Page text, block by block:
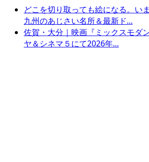
どこを切り取っても絵になる。い
九州のあじさい名所＆最新ド...
佐賀・大分｜映画『ミックスモダ
ヤ＆シネマ５にて2026年...